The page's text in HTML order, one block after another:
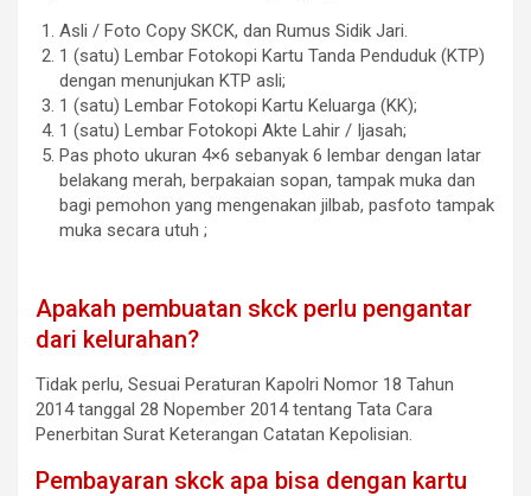
Asli / Foto Copy SKCK, dan Rumus Sidik Jari.
1 (satu) Lembar Fotokopi Kartu Tanda Penduduk (KTP)
dengan menunjukan KTP asli;
1 (satu) Lembar Fotokopi Kartu Keluarga (KK);
1 (satu) Lembar Fotokopi Akte Lahir / Ijasah;
Pas photo ukuran 4×6 sebanyak 6 lembar dengan latar
belakang merah, berpakaian sopan, tampak muka dan
bagi pemohon yang mengenakan jilbab, pasfoto tampak
muka secara utuh ;
Apakah pembuatan skck perlu pengantar
dari kelurahan?
Tidak perlu, Sesuai Peraturan Kapolri Nomor 18 Tahun
2014 tanggal 28 Nopember 2014 tentang Tata Cara
Penerbitan Surat Keterangan Catatan Kepolisian.
Pembayaran skck apa bisa dengan kartu